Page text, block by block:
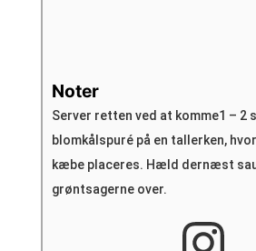
Noter
Server retten ved at komme1 – 2
blomkålspuré på en tallerken,
kæbe placeres. Hæld dernæst
grøntsagerne over.